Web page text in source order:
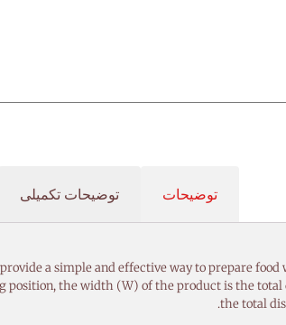
توضیحات توضیحات تکمیلی
position, the width (W) of the product is the
the total